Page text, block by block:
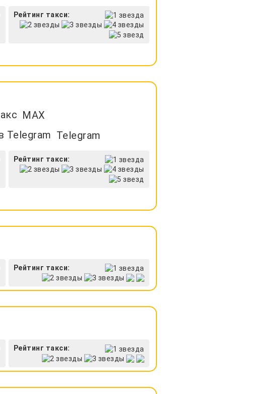
Рейтинг такси:
MAX
Telegram
Рейтинг такси:
Рейтинг такси:
Рейтинг такси: